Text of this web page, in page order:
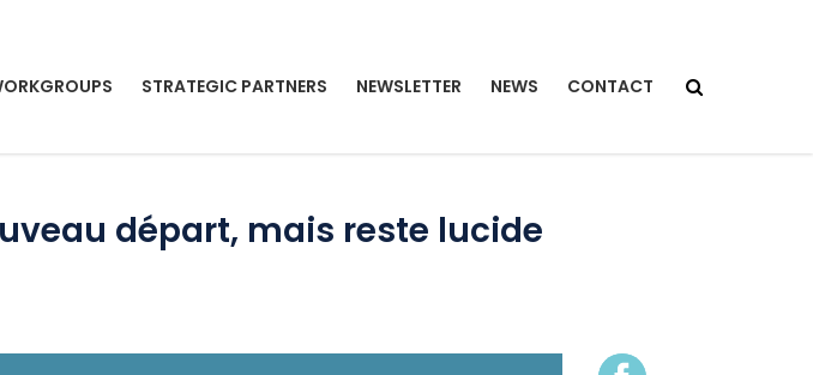
STRATEGIC PARTNERS NEWSLETTER NEWS CONTACT
départ, mais reste lucide